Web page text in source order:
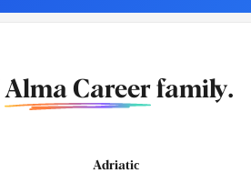
Alma Careerfamily.
Adriatic